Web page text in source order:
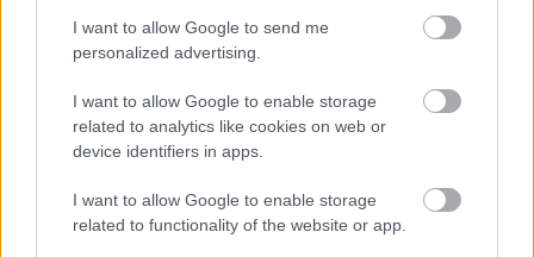
I want to allow Google to send me
personalized advertising.
I want to allow Google to enable storage
related to analytics like cookies on web or
device identifiers in apps.
I want to allow Google to enable storage
related to functionality of the website or app.
Αγγελική Ηλιάδη: Ανεβαίνοντας για το
τον κατάλευκο, εκτυφλωτικό του